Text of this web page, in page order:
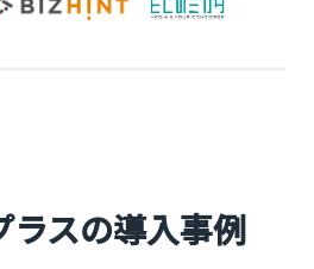
ラスの導入事例